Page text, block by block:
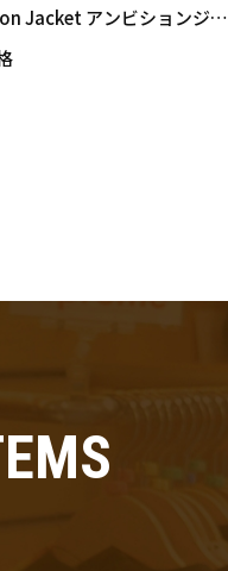
Jacket アンビションジャ
スチャコール×ティングレ
い取りました！